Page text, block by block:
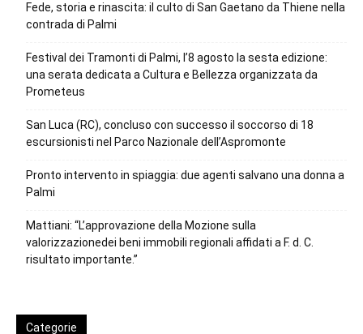
Fede, storia e rinascita: il culto di San Gaetano da Thiene nella
contrada di Palmi
Festival dei Tramonti di Palmi, l’8 agosto la sesta edizione:
una serata dedicata a Cultura e Bellezza organizzata da
Prometeus
San Luca (RC), concluso con successo il soccorso di 18
escursionisti nel Parco Nazionale dell’Aspromonte
Pronto intervento in spiaggia: due agenti salvano una donna a
Palmi
Mattiani: “L’approvazione della Mozione sulla
valorizzazionedei beni immobili regionali affidati a F. d. C.
risultato importante.”
Categorie